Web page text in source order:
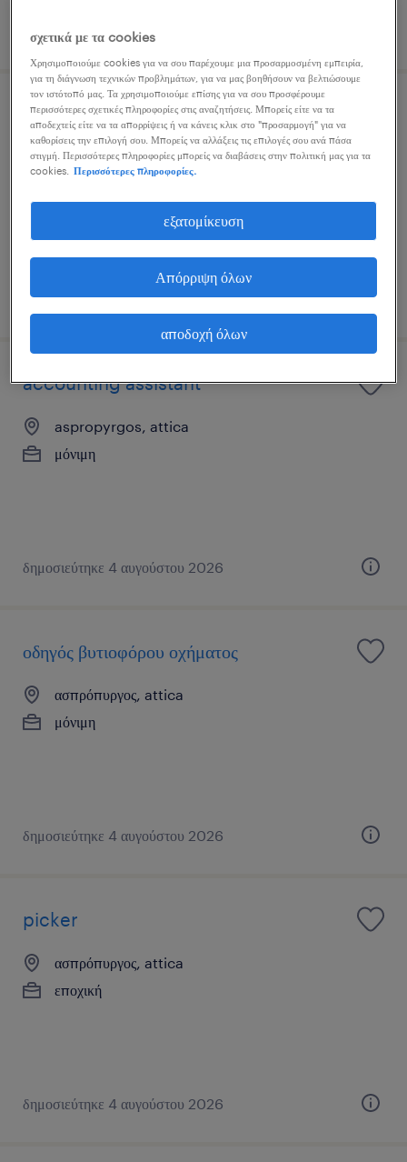
δημοσιεύτηκε 8 ιουλίου 2026
financial controller
aspropyrgos, attica
δημοσιεύτηκε 4 αυγούστου 2026
accounting assistant
aspropyrgos, attica
μόνιμη
δημοσιεύτηκε 4 αυγούστου 2026
οδηγός βυτιοφόρου οχήματος
ασπρόπυργος, attica
μόνιμη
δημοσιεύτηκε 4 αυγούστου 2026
picker
ασπρόπυργος, attica
εποχική
δημοσιεύτηκε 4 αυγούστου 2026
σχετικά με τα cookies
Χρησιμοποιούμε cookies για να σου παρέχουμε μια προσαρμοσμένη εμπειρία,
για τη διάγνωση τεχνικών προβλημάτων, για να μας βοηθήσουν να βελτιώσουμε
τον ιστότοπό μας. Τα χρησιμοποιούμε επίσης για να σου προσφέρουμε
περισσότερες σχετικές πληροφορίες στις αναζητήσεις. Μπορείς είτε να τα
αποδεχτείς είτε να τα απορρίψεις ή να κάνεις κλικ στο "προσαρμογή" για να
καθορίσεις την επιλογή σου. Μπορείς να αλλάξεις τις επιλογές σου ανά πάσα
στιγμή. Περισσότερες πληροφορίες μπορείς να διαβάσεις στην πολιτική μας για τα
cookies.
Περισσότερες πληροφορίες.
εξατομίκευση
Απόρριψη όλων
αποδοχή όλων